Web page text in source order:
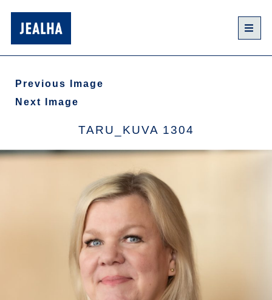
Previous Image
Next Image
TARU_KUVA 1304